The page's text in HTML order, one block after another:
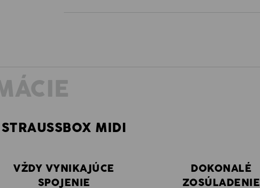
STRAUSSBOX MIDI
VŽDY VYNIKAJÚCE
SPOJENIE
DOKONALÉ
ZOSÚLADENIE